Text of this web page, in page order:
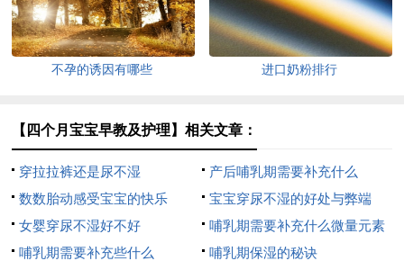
不孕的诱因有哪些 进口奶粉排行
【四个月宝宝早教及护理】相关文章：
穿拉拉裤还是尿不湿
产后哺乳期需要补充什么
数数胎动感受宝宝的快乐
宝宝穿尿不湿的好处与弊端
女婴穿尿不湿好不好
哺乳期需要补充什么微量元素
哺乳期需要补充些什么
哺乳期保湿的秘诀